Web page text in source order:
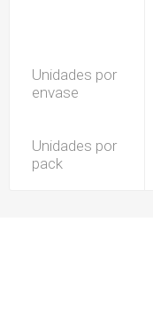
Unidades por
envase
Unidades por
pack